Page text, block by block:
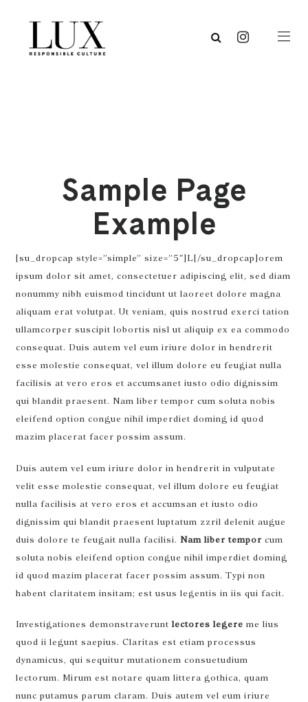
Sample Page
Example
[su_dropcap style=”simple” size=”5″]L[/su_dropcap]orem
ipsum dolor sit amet, consectetuer adipiscing elit, sed diam
nonummy nibh euismod tincidunt ut laoreet dolore magna
aliquam erat volutpat. Ut veniam, quis nostrud exerci tation
ullamcorper suscipit lobortis nisl ut aliquip ex ea commodo
consequat. Duis autem vel eum iriure dolor in hendrerit
esse molestie consequat, vel illum dolore eu feugiat nulla
facilisis at vero eros et accumsanet iusto odio dignissim
qui blandit praesent. Nam liber tempor cum soluta nobis
eleifend option congue nihil imperdiet doming id quod
mazim placerat facer possim assum.
Duis autem vel eum iriure dolor in hendrerit in vulputate
velit esse molestie consequat, vel illum dolore eu feugiat
nulla facilisis at vero eros et accumsan et iusto odio
dignissim qui blandit praesent luptatum zzril delenit augue
duis dolore te feugait nulla facilisi. Nam liber tempor cum
soluta nobis eleifend option congue nihil imperdiet doming
id quod mazim placerat facer possim assum. Typi non
habent claritatem insitam; est usus legentis in iis qui facit.
Investigationes demonstraverunt lectores legere me lius
quod ii legunt saepius. Claritas est etiam processus
dynamicus, qui sequitur mutationem consuetudium
lectorum. Mirum est notare quam littera gothica, quam
nunc putamus parum claram. Duis autem vel eum iriure